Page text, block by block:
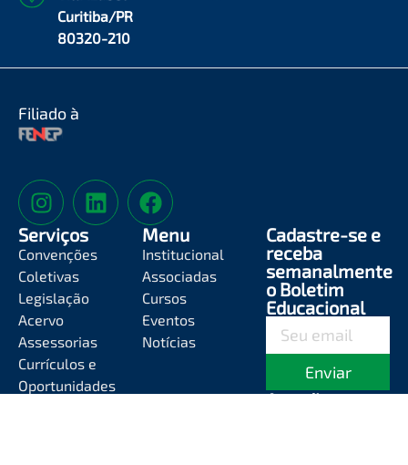
Curitiba/PR
80320-210
Filiado à
Serviços
Convenções
Coletivas
Legislação
Acervo
Assessorias
Currículos e
Oportunidades
Menu
Institucional
Associadas
Cursos
Eventos
Notícias
Cadastre-se e
receba
semanalmente
o Boletim
Educacional
Enviar
Atendimento